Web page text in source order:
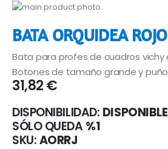
Saltar
final
de
la
galería
de
imágenes
al
comienzo
de
la
galería
imágenes
BATA ORQUIDEA ROJO
Bata para profes de cuadros vichy
Botones de tamaño grande y
31,82 €
DISPONIBILIDAD: DISPONIBLE
SÓLO QUEDA %1
SKU AORRJ